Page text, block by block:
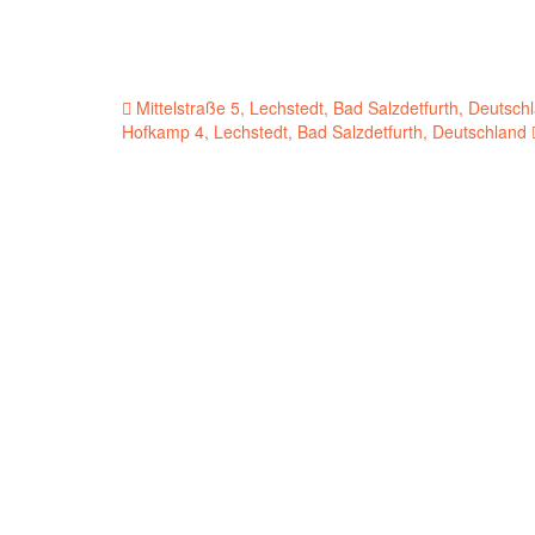
Beitragsnavigation
Mittelstraße 5, Lechstedt, Bad Salzdetfurth,
Hofkamp 4, Lechstedt, Bad Salzdetfurth, Deutschland